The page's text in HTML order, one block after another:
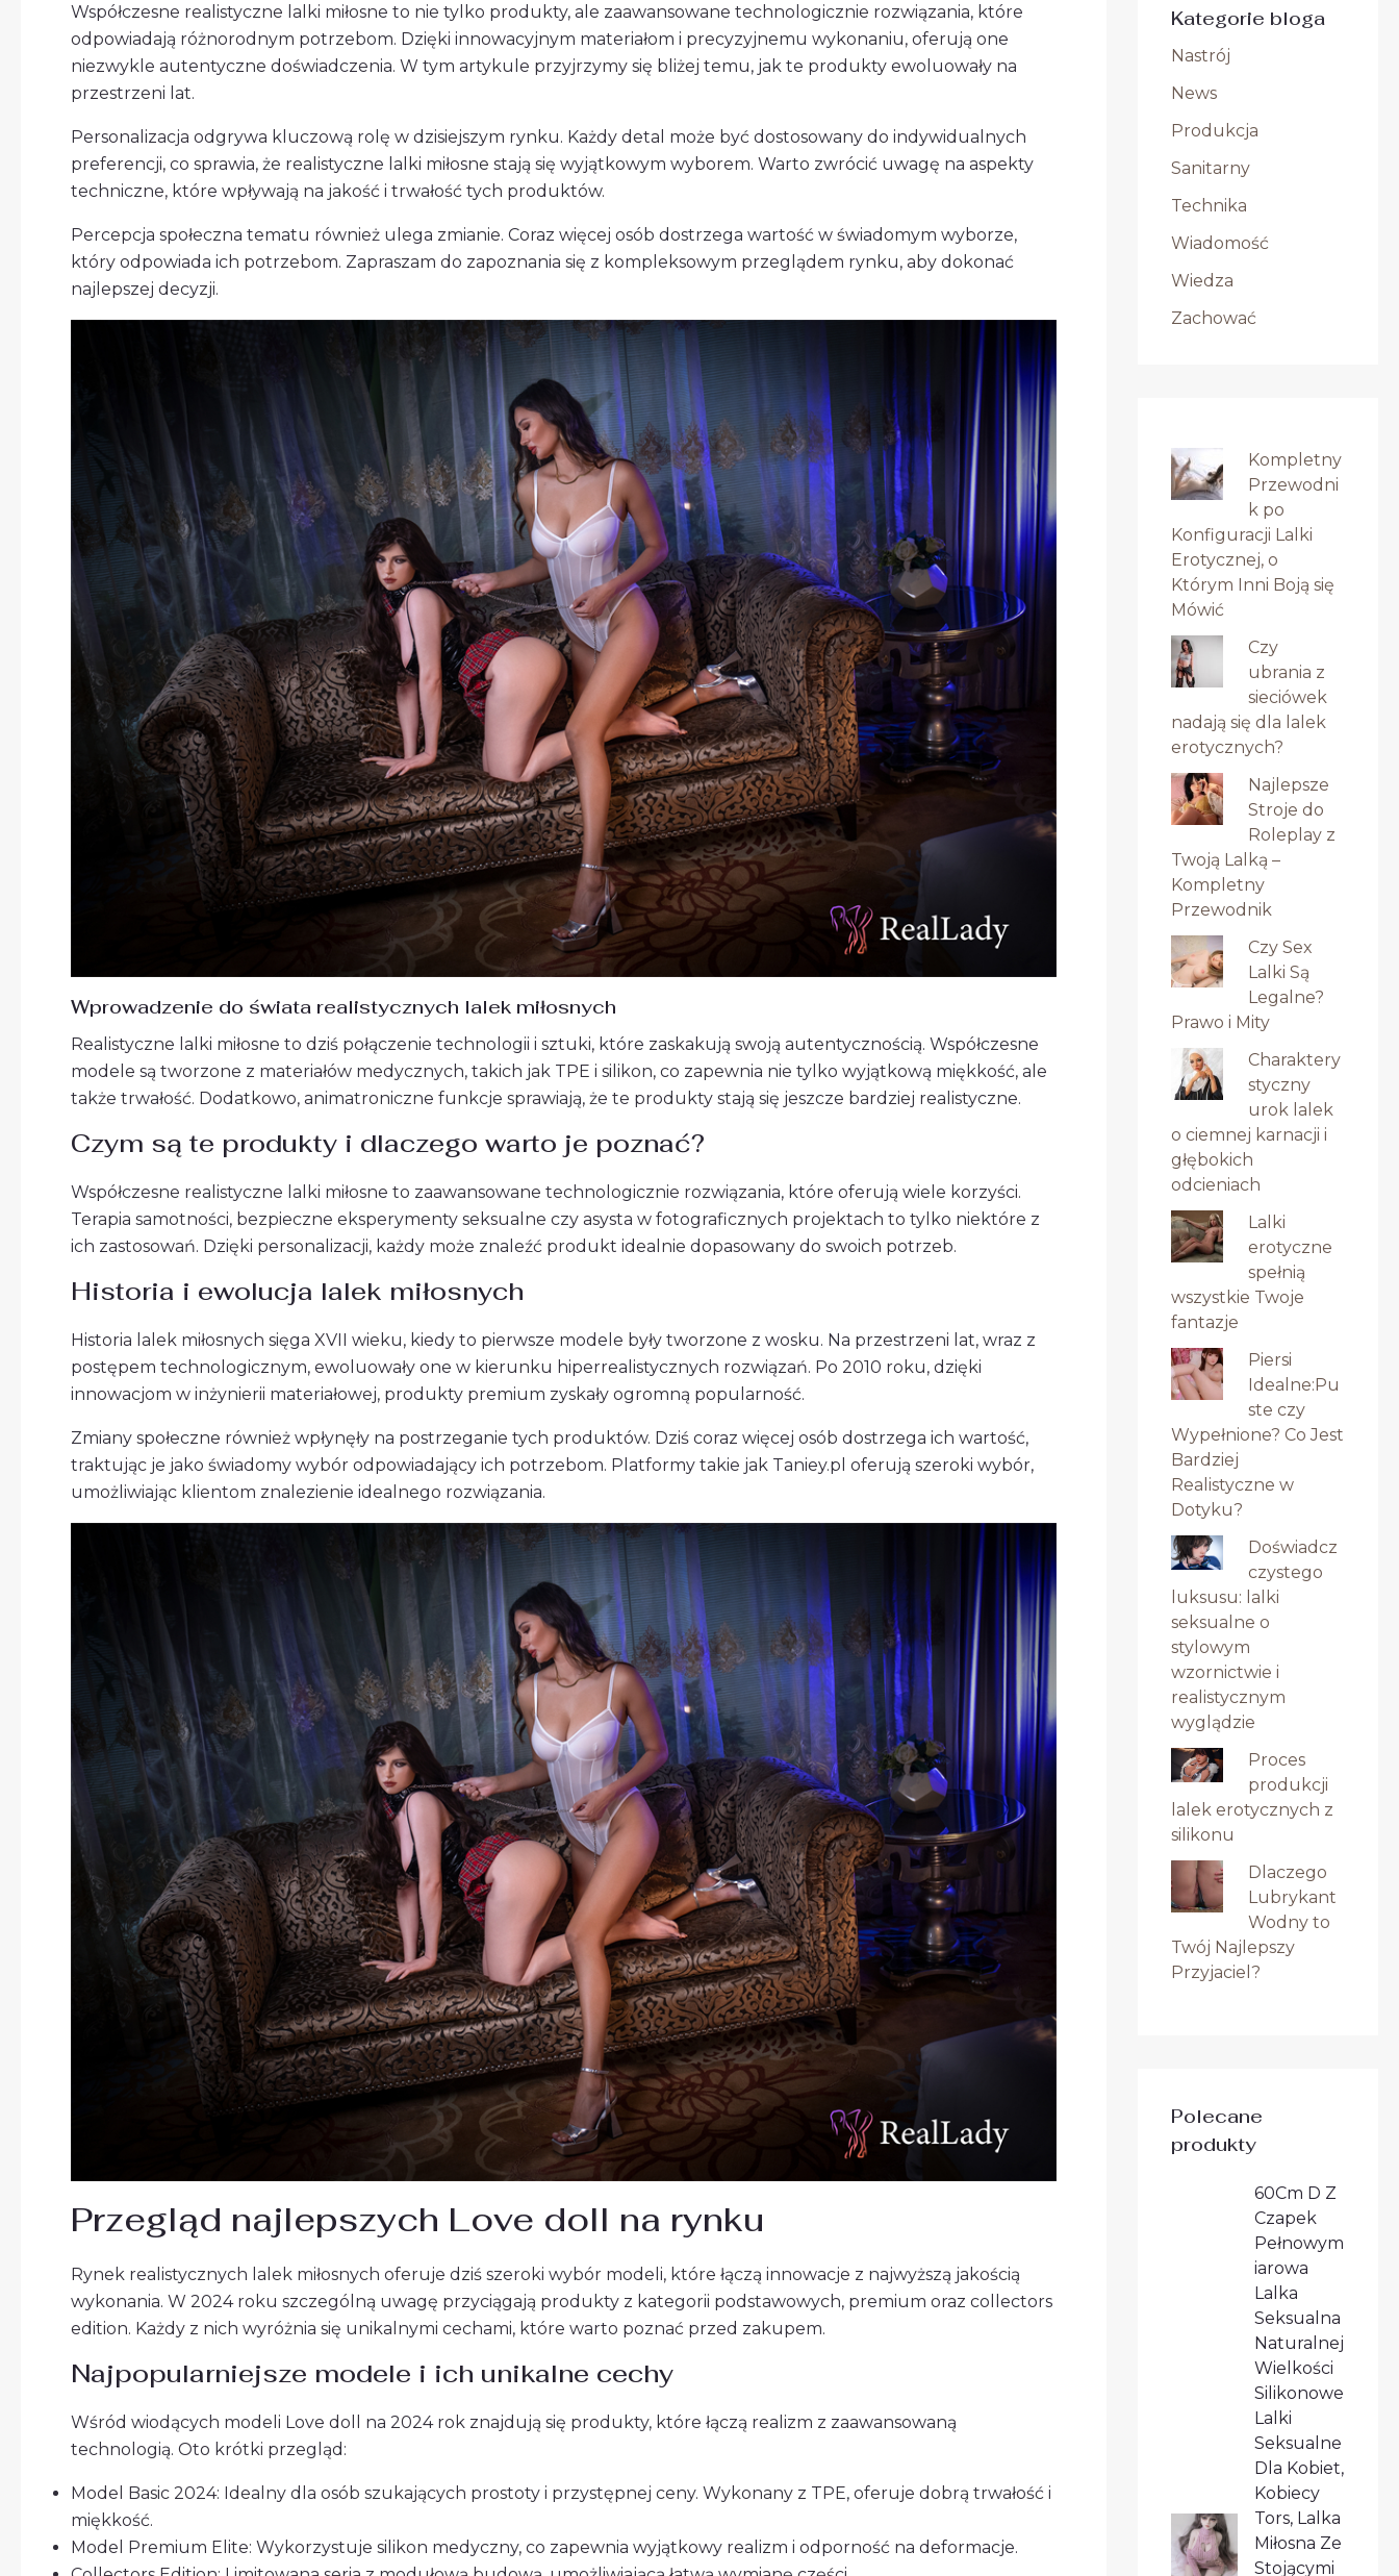
Współczesne realistyczne lalki miłosne to nie tylko produkty, ale zaawansowane technologicznie rozwiązania, które
odpowiadają różnorodnym potrzebom. Dzięki innowacyjnym materiałom i precyzyjnemu wykonaniu, oferują one
niezwykle autentyczne doświadczenia. W tym artykule przyjrzymy się bliżej temu, jak te produkty ewoluowały na
przestrzeni lat.
Personalizacja odgrywa kluczową rolę w dzisiejszym rynku. Każdy detal może być dostosowany do indywidualnych
preferencji, co sprawia, że realistyczne lalki miłosne stają się wyjątkowym wyborem. Warto zwrócić uwagę na aspekty
techniczne, które wpływają na jakość i trwałość tych produktów.
Percepcja społeczna tematu również ulega zmianie. Coraz więcej osób dostrzega wartość w świadomym wyborze,
który odpowiada ich potrzebom. Zapraszam do zapoznania się z kompleksowym przeglądem rynku, aby dokonać
najlepszej decyzji.
Wprowadzenie do świata realistycznych lalek miłosnych
Realistyczne lalki miłosne to dziś połączenie technologii i sztuki, które zaskakują swoją autentycznością. Współczesne
modele są tworzone z materiałów medycznych, takich jak TPE i silikon, co zapewnia nie tylko wyjątkową miękkość, ale
także trwałość. Dodatkowo, animatroniczne funkcje sprawiają, że te produkty stają się jeszcze bardziej realistyczne.
Czym są te produkty i dlaczego warto je poznać?
Współczesne realistyczne lalki miłosne to zaawansowane technologicznie rozwiązania, które oferują wiele korzyści.
Terapia samotności, bezpieczne eksperymenty seksualne czy asysta w fotograficznych projektach to tylko niektóre z
ich zastosowań. Dzięki personalizacji, każdy może znaleźć produkt idealnie dopasowany do swoich potrzeb.
Historia i ewolucja lalek miłosnych
Historia lalek miłosnych sięga XVII wieku, kiedy to pierwsze modele były tworzone z wosku. Na przestrzeni lat, wraz z
postępem technologicznym, ewoluowały one w kierunku hiperrealistycznych rozwiązań. Po 2010 roku, dzięki
innowacjom w inżynierii materiałowej, produkty premium zyskały ogromną popularność.
Zmiany społeczne również wpłynęły na postrzeganie tych produktów. Dziś coraz więcej osób dostrzega ich wartość,
traktując je jako świadomy wybór odpowiadający ich potrzebom. Platformy takie jak Taniey.pl oferują szeroki wybór,
umożliwiając klientom znalezienie idealnego rozwiązania.
Przegląd najlepszych Love doll na rynku
Rynek realistycznych lalek miłosnych oferuje dziś szeroki wybór modeli, które łączą innowacje z najwyższą jakością
wykonania. W 2024 roku szczególną uwagę przyciągają produkty z kategorii podstawowych, premium oraz collectors
edition. Każdy z nich wyróżnia się unikalnymi cechami, które warto poznać przed zakupem.
Najpopularniejsze modele i ich unikalne cechy
Wśród wiodących modeli Love doll na 2024 rok znajdują się produkty, które łączą realizm z zaawansowaną
technologią. Oto krótki przegląd:
Model Basic 2024: Idealny dla osób szukających prostoty i przystępnej ceny. Wykonany z TPE, oferuje dobrą trwałość i
miękkość.
Model Premium Elite: Wykorzystuje silikon medyczny, co zapewnia wyjątkowy realizm i odporność na deformacje.
Kategorie bloga
Nastrój
News
Produkcja
Sanitarny
Technika
Wiadomość
Wiedza
Zachować
Kompletny
Przewodni
k po
Konfiguracji Lalki
Erotycznej, o
Którym Inni Boją się
Mówić
Czy
ubrania z
sieciówek
nadają się dla lalek
erotycznych?
Najlepsze
Stroje do
Roleplay z
Twoją Lalką –
Kompletny
Przewodnik
Czy Sex
Lalki Są
Legalne?
Prawo i Mity
Charaktery
styczny
urok lalek
o ciemnej karnacji i
głębokich
odcieniach
Lalki
erotyczne
spełnią
wszystkie Twoje
fantazje
Piersi
Idealne:Pu
ste czy
Wypełnione? Co Jest
Bardziej
Realistyczne w
Dotyku?
Doświadcz
czystego
luksusu: lalki
seksualne o
stylowym
wzornictwie i
realistycznym
wyglądzie
Proces
produkcji
lalek erotycznych z
silikonu
Dlaczego
Lubrykant
Wodny to
Twój Najlepszy
Przyjaciel?
Polecane
produkty
60Cm D Z
Czapek
Pełnowym
iarowa
Lalka
Seksualna
Naturalnej
Wielkości
Silikonowe
Lalki
Seksualne
Dla Kobiet,
Kobiecy
Tors, Lalka
Miłosna Ze
Stojącymi